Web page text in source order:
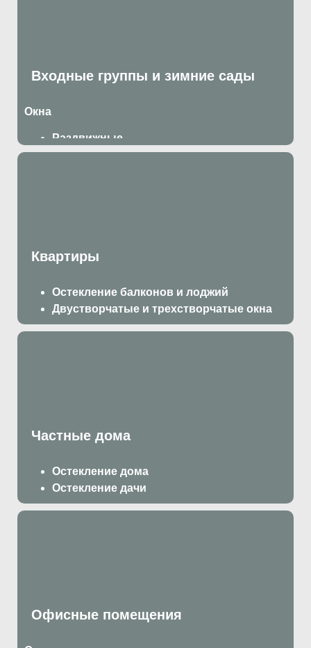
Входные группы и зимние сады
Окна
Раздвижные
Поворотно откидные
Квартиры
Остекление балконов и лоджий
Двустворчатые и трехстворчатые окна
Частные дома
Остекление дома
Остекление дачи
Офисные помещения